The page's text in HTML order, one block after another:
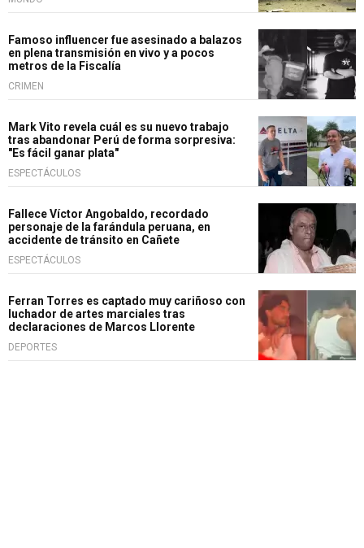
Famoso influencer fue asesinado a balazos
en plena transmisión en vivo y a pocos
metros de la Fiscalía
CRIMEN
Mark Vito revela cuál es su nuevo trabajo
tras abandonar Perú de forma sorpresiva:
"Es fácil ganar plata"
ESPECTÁCULOS
Fallece Víctor Angobaldo, recordado
personaje de la farándula peruana, en
accidente de tránsito en Cañete
ESPECTÁCULOS
Ferran Torres es captado muy cariñoso con
luchador de artes marciales tras
declaraciones de Marcos Llorente
DEPORTES